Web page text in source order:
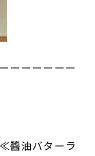
ーーーーーー
醬油バターラ